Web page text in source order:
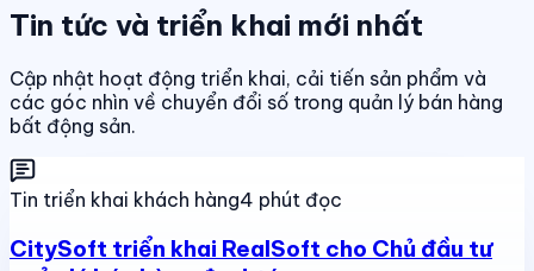
Tin tức và triển khai mới nhất
Cập nhật hoạt động triển khai, cải tiến sản phẩm và
các góc nhìn về chuyển đổi số trong quản lý bán hàng
bất động sản.
Tin triển khai khách hàng4 phút đọc
CitySoft triển khai RealSoft cho Chủ đầu tư